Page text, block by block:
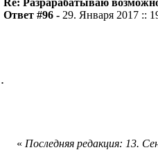
Re: Разрарабатываю
Ответ #96 - 29. Января 2017 ::
.
« Последняя редакция: 13.